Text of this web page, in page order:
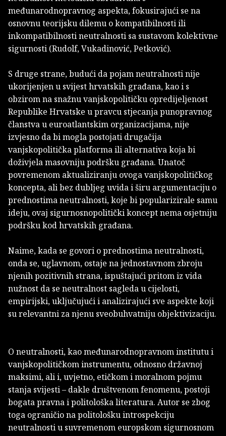
međunarodnopravnog aspekta, fokusirajući se na
osnovnu teorijsku dilemu o kompatibilnosti ili
inkompatibilnosti neutralnosti sa sustavom kolektivne
sigurnosti (Rudolf, Vukadinović, Petković).
S druge strane, budući da pojam neutralnosti nije
ukorijenjen u svijest hrvatskih građana, kao i s
obzirom na snažnu vanjskopolitičku opredijeljenost
Republike Hrvatske u pravcu stjecanja punopravnog
članstva u euroatlantskim organizacijama, nije
izvjesno da bi mogla postojati drugačija
vanjskopolitička platforma ili alternativa koja bi
doživjela masovniju podršku građana. Unatoč
povremenom aktualiziranju ovoga vanjskopolitičkog
koncepta, ali bez dubljeg uvida i širu argumentaciju o
prednostima neutralnosti, koje bi popularizirale samu
ideju, ovaj sigurnosnopolitički koncept nema osjetniju
podršku kod hrvatskih građana.
Naime, kada se govori o prednostima neutralnosti,
onda se, uglavnom, ostaje na jednostavnom zbroju
njenih pozitivnih strana, ispuštajući pritom iz vida
nužnost da se neutralnost sagleda u cijelosti,
empirijski, uključujući i analizirajući sve aspekte koji
su relevantni za njenu sveobuhvatniju objektivizaciju.
O neutralnosti, kao međunarodnopravnom institutu i
vanjskopolitičkom instrumentu, odnosno državnoj
maksimi, ali i, uvjetno, etičkom i moralnom pojmu
stanja svijesti – dakle društvenom fenomenu, postoji
bogata pravna i politološka literatura. Autor se zbog
toga ograničio na politološku introspekciju
neutralnosti u suvremenom europskom sigurnosnom